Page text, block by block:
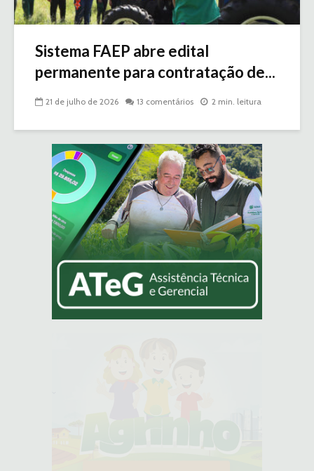
Sistema FAEP abre edital
permanente para contratação de...
21 de julho de 2026 13 comentários 2 min. leitura